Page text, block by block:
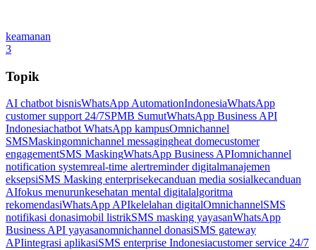
keamanan
3
Topik
AI chatbot bisnisWhatsApp AutomationIndonesiaWhatsApp
customer support 24/7SPMB SumutWhatsApp Business API
Indonesiachatbot WhatsApp kampusOmnichannel
SMSMaskingomnichannel messagingheat domecustomer
engagementSMS MaskingWhatsApp Business APIomnichannel
notification systemreal-time alertreminder digitalmanajemen
eksepsiSMS Masking enterprisekecanduan media sosialkecanduan
AIfokus menurunkesehatan mental digitalalgoritma
rekomendasiWhatsApp APIkelelahan digitalOmnichannelSMS
notifikasi donasimobil listrikSMS masking yayasanWhatsApp
Business API yayasanomnichannel donasiSMS gateway
APIintegrasi aplikasiSMS enterprise Indonesiacustomer service 24/7